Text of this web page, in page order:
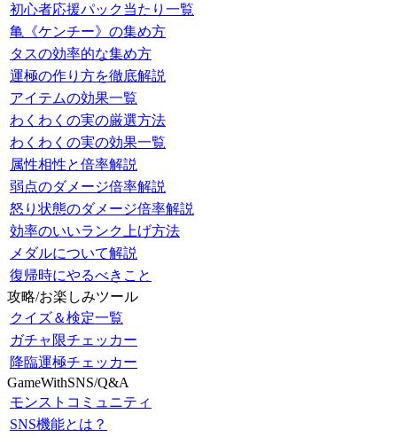
初心者応援パック当たり一覧
亀《ケンチー》の集め方
タスの効率的な集め方
運極の作り方を徹底解説
アイテムの効果一覧
わくわくの実の厳選方法
わくわくの実の効果一覧
属性相性と倍率解説
弱点のダメージ倍率解説
怒り状態のダメージ倍率解説
効率のいいランク上げ方法
メダルについて解説
復帰時にやるべきこと
攻略/お楽しみツール
クイズ＆検定一覧
ガチャ限チェッカー
降臨運極チェッカー
GameWithSNS/Q&A
モンストコミュニティ
SNS機能とは？